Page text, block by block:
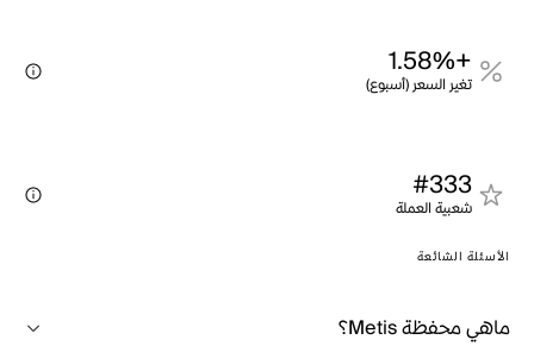
+1.58%
تغير السعر (أسبوع)
#333
شعبية العملة
الأسئلة الشائعة
ماهي محفظة Metis؟